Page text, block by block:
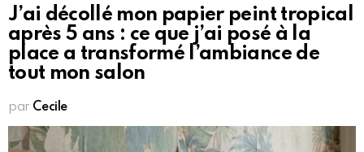
J’ai décollé mon papier peint tropical
après 5 ans : ce que j’ai posé à la
place a transformé l’ambiance de
tout mon salon
par Cecile